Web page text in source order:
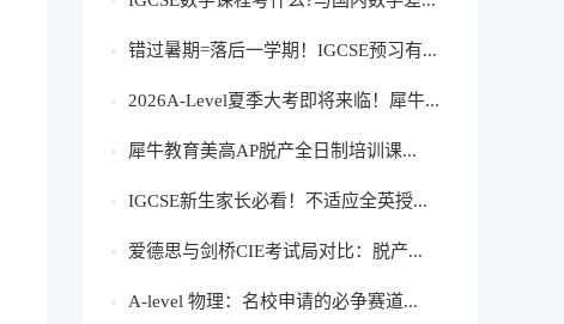
错过暑期=落后一学期！IGCSE预习有...
2026A-Level夏季大考即将来临！犀牛...
犀牛教育美高AP脱产全日制培训课...
IGCSE新生家长必看！不适应全英授...
爱德思与剑桥CIE考试局对比：脱产...
A-level 物理：名校申请的必争赛道...